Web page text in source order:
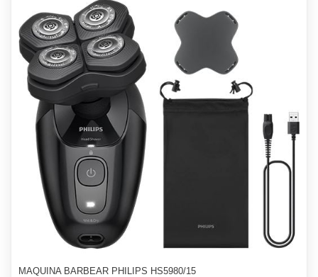
MAQUINA BARBEAR PHILIPS HS5980/15